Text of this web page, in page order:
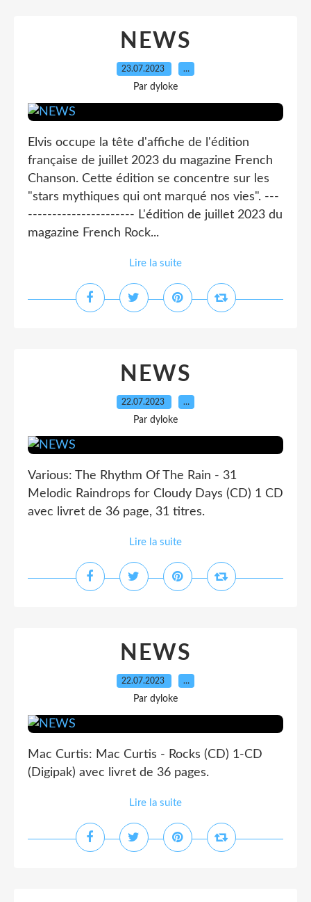
NEWS
23.07.2023 …
Par dyloke
Elvis occupe la tête d'affiche de l'édition
française de juillet 2023 du magazine French
Chanson. Cette édition se concentre sur les
"stars mythiques qui ont marqué nos vies". ---
---------------------- L'édition de juillet 2023 du
magazine French Rock...
Lire la suite
NEWS
22.07.2023 …
Par dyloke
Various: The Rhythm Of The Rain - 31
Melodic Raindrops for Cloudy Days (CD) 1 CD
avec livret de 36 page, 31 titres.
Lire la suite
NEWS
22.07.2023 …
Par dyloke
Mac Curtis: Mac Curtis - Rocks (CD) 1-CD
(Digipak) avec livret de 36 pages.
Lire la suite